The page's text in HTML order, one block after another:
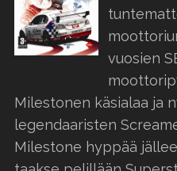
vuosien
Milestonen käsialaa ja
legendaaristen
Milestone hyppää